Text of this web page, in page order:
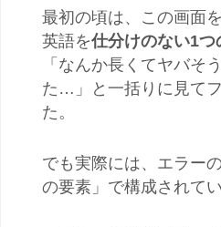
最初の頃は、この画面
英語を仕分けのない1つ
「なんか長くてヤバそ
た…」と一括りに見て
た。
でも実際には、エラー
の要素」で構成されてい